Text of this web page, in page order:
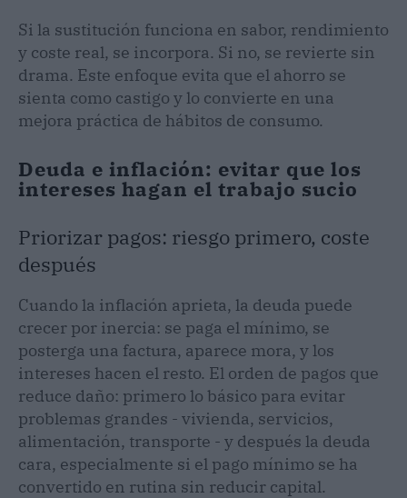
Si la sustitución funciona en sabor, rendimiento
y coste real, se incorpora. Si no, se revierte sin
drama. Este enfoque evita que el ahorro se
sienta como castigo y lo convierte en una
mejora práctica de hábitos de consumo.
Deuda e inflación: evitar que los
intereses hagan el trabajo sucio
Priorizar pagos: riesgo primero, coste
después
Cuando la inflación aprieta, la deuda puede
crecer por inercia: se paga el mínimo, se
posterga una factura, aparece mora, y los
intereses hacen el resto. El orden de pagos que
reduce daño: primero lo básico para evitar
problemas grandes - vivienda, servicios,
alimentación, transporte - y después la deuda
cara, especialmente si el pago mínimo se ha
convertido en rutina sin reducir capital.